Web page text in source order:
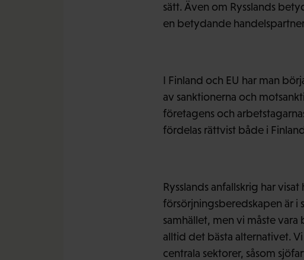
sätt. Även om Rysslands
en betydande
I Finland och EU har man
av sanktionerna och
företagens och
fördelas rättvist både i
Rysslands anfallskrig har
försörjningsberedskapen är i
samhället, men vi måste
alltid det bästa alternativet.
centrala sektorer, såsom